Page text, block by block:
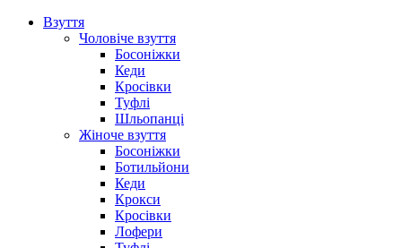
Взуття
Чоловіче взуття
Босоніжки
Кеди
Кросівки
Туфлі
Шльопанці
Жіноче взуття
Босоніжки
Ботильйони
Кеди
Крокси
Кросівки
Лофери